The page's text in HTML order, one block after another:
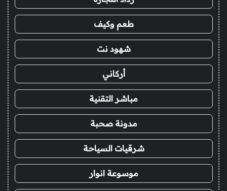
طعم وكيف
شهود نت
أركاني
مباشر التقنية
مدونة صحبة
شرقيات السياحة
موسوعة انوار